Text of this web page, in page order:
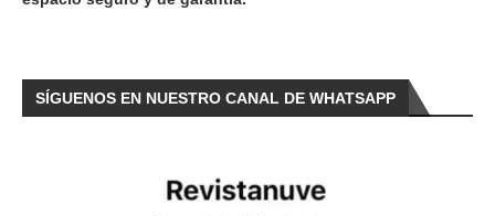
SÍGUENOS EN NUESTRO CANAL DE WHATSAPP